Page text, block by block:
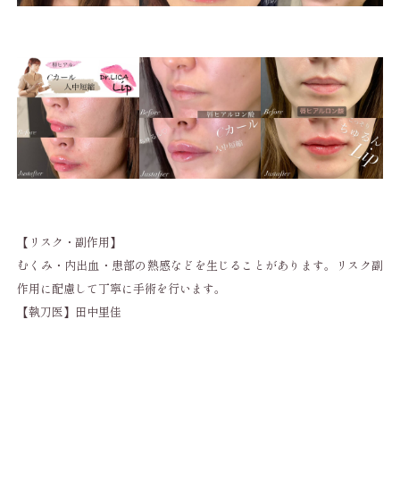
【リスク・副作用】
むくみ・内出血・患部の熱感などを生じることがあります。リスク副
作用に配慮して丁寧に手術を行います。
【執刀医】田中里佳